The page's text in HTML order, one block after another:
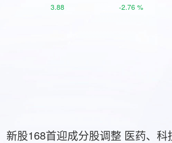
3.88 -2.76 %
新股168首迎成分股调整 医药、